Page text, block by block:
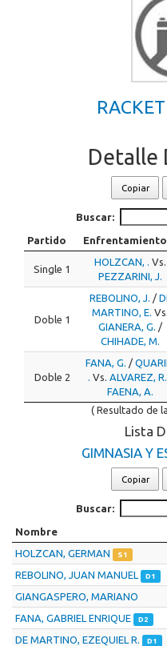
Detalle
Copiar
Buscar:
Partido Enfrentamiento
Single 1
HOLZCAN, . Vs.
PEZZARINI, J.
Doble 1
REBOLINO, J. /
MARTINO, E. Vs.
GIANERA, G. /
CHIHADE, M.
Doble 2
FANA, G. /
. Vs. ALVAREZ, R.
FAENA, A.
( Resultado de
Lista
GIMNASIA Y
Copiar
Buscar:
Nombre
HOLZCAN, GERMAN
S1
REBOLINO, JUAN MANUEL
D1
GIANGASPERO, MARIANO
FANA, GABRIEL ENRIQUE
D2
DE MARTINO, EZEQUIEL R.
D1